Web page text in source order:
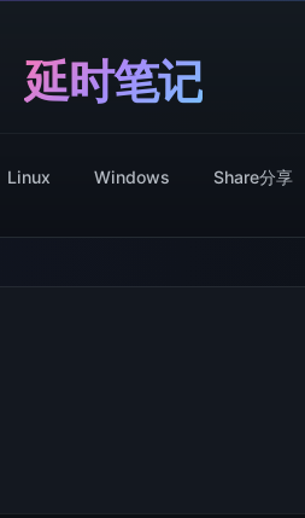
延时笔记
Linux Windows Share分享